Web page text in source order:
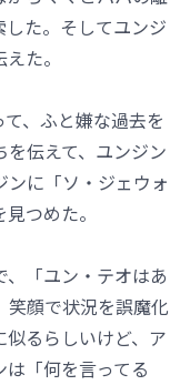
た。そしてユンジ
た。
、ふと嫌な過去を
伝えて、ユンジン
に「ソ・ジェウォ
つめた。
「ユン・テオはあ
笑顔で状況を誤魔化
るらしいけど、ア
「何を言ってる